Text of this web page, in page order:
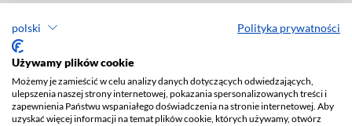
polski Polityka prywatności
Używamy plików cookie
Możemy je zamieścić w celu analizy danych dotyczących odwiedzających,
ulepszenia naszej strony internetowej, pokazania spersonalizowanych treści i
zapewnienia Państwu wspaniałego doświadczenia na stronie internetowej. Aby
uzyskać więcej informacji na temat plików cookie, których używamy, otwórz
Deklaracja dostępności